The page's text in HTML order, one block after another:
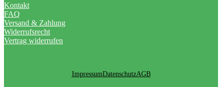
Kontakt
FAQ
Versand & Zahlung
Widerrufsrecht
Vertrag widerrufen
ImpressumDatenschutzAGB